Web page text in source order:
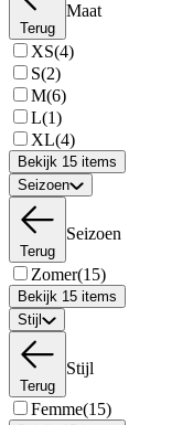
Terug
Maat
XS(4)
S(2)
M(6)
L(1)
XL(4)
Bekijk 15 items
Seizoen
Terug
Seizoen
Zomer(15)
Bekijk 15 items
Stijl
Terug
Stijl
Femme(15)